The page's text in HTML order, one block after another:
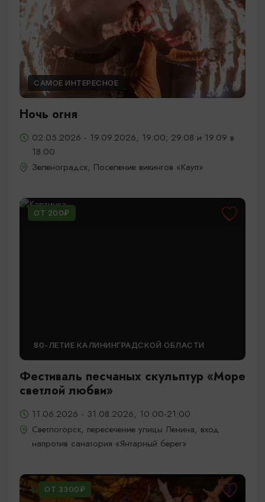
САМОЕ ИНТЕРЕСНОЕ
Ночь огня
02.05.2026 - 19.09.2026, 19:00; 29.08 и 19.09 в
18:00
Зеленоградск, Поселение викингов «Кауп»
ОТ 200₽
80-ЛЕТИЕ КАЛИНИНГРАДСКОЙ ОБЛАСТИ
Фестиваль песчаных скульптур «Море
светлой любви»
11.06.2026 - 31.08.2026, 10:00-21:00
Светлогорск, пересечение улицы Ленина, вход
напротив санатория «Янтарный берег»
ОТ 3300₽